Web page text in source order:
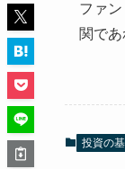
ファ
関であ
投資の